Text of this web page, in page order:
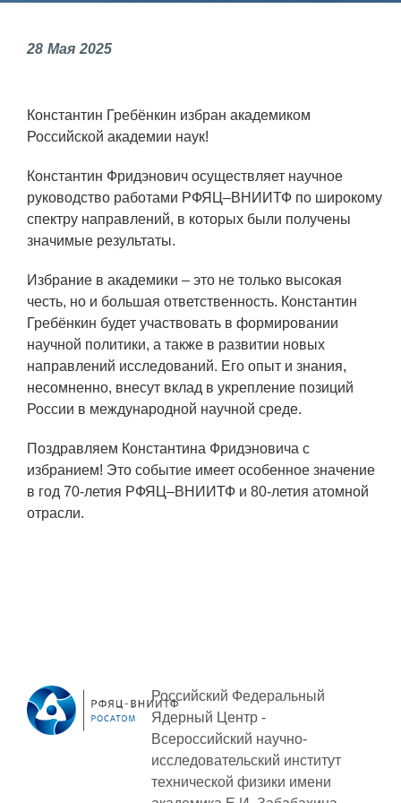
Фундаментальные и прикладные
Экспериментальная база
Забабахинские научные чтения
Семинар «Радиационная физика
металлов и сплавов»
Аспирантура
Премии молодым ученым
Интеллектуальная собственность
Семинар «Моделирование технологий
ЯТЦ»
Препринты
Зимняя школа по физике высоких
плотностей энергий
профессиональное образование и
профессиональное обучение)
Лазерные технологии
Каталог гражданской продукции
28 Мая 2025
Константин Гребёнкин избран академиком
Российской академии наук!
Константин Фридэнович осуществляет научное
руководство работами РФЯЦ–ВНИИТФ по широкому
спектру направлений, в которых были получены
значимые результаты.
Избрание в академики – это не только высокая
честь, но и большая ответственность. Константин
Гребёнкин будет участвовать в формировании
научной политики, а также в развитии новых
направлений исследований. Его опыт и знания,
несомненно, внесут вклад в укрепление позиций
России в международной научной среде.
Поздравляем Константина Фридэновича с
избранием! Это событие имеет особенное значение
в год 70-летия РФЯЦ–ВНИИТФ и 80-летия атомной
отрасли.
Российский Федеральный
Ядерный Центр -
Всероссийский научно-
исследовательский институт
технической физики имени